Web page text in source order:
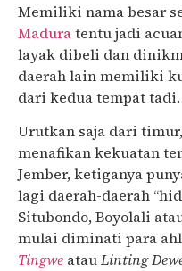
Memiliki nama besar
Maduratentu jadi
layak dibeli dan
daerah lain memiliki
dari kedua tempat tadi.
Urutkan saja dari
menafikan kekuatan
Jember, ketiganya
lagi daerah-daerah
Situbondo, Boyolali
mulai diminati para
Tingwe atauLinting